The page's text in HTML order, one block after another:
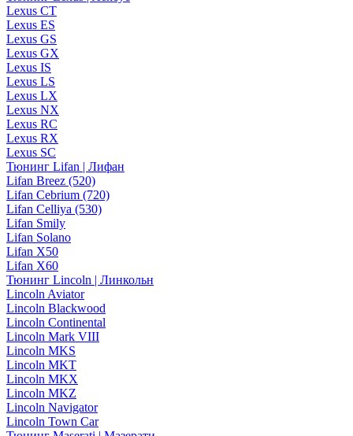
Lexus CT
Lexus ES
Lexus GS
Lexus GX
Lexus IS
Lexus LS
Lexus LX
Lexus NX
Lexus RC
Lexus RX
Lexus SC
Тюнинг Lifan | Лифан
Lifan Breez (520)
Lifan Cebrium (720)
Lifan Celliya (530)
Lifan Smily
Lifan Solano
Lifan X50
Lifan X60
Тюнинг Lincoln | Линкольн
Lincoln Aviator
Lincoln Blackwood
Lincoln Continental
Lincoln Mark VIII
Lincoln MKS
Lincoln MKT
Lincoln MKX
Lincoln MKZ
Lincoln Navigator
Lincoln Town Car